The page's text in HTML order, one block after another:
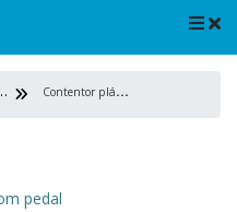
ruas C
ontentor plástico para lixo
pedal